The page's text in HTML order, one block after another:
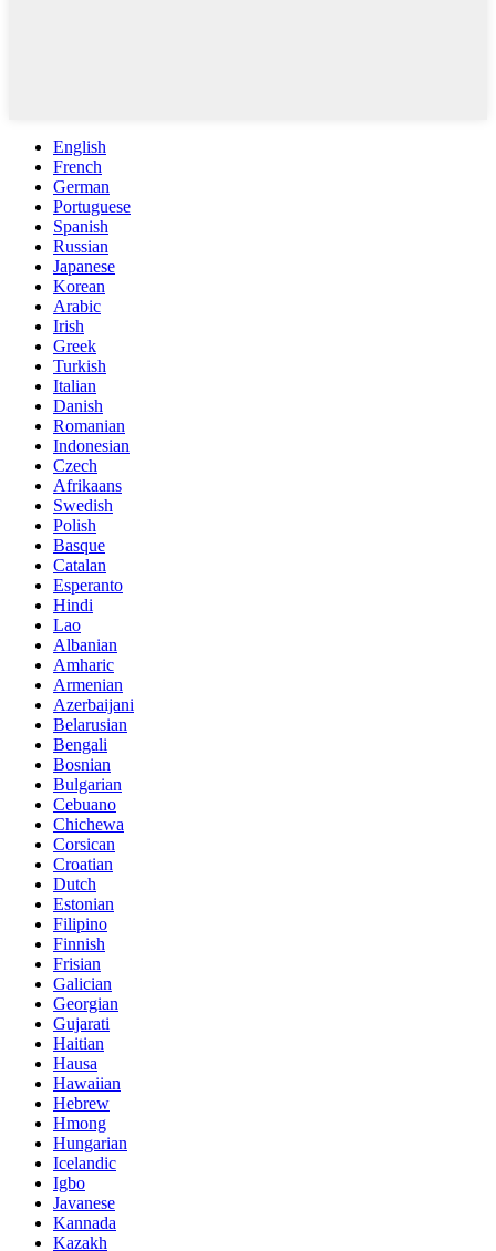
English
French
German
Portuguese
Spanish
Russian
Japanese
Korean
Arabic
Irish
Greek
Turkish
Italian
Danish
Romanian
Indonesian
Czech
Afrikaans
Swedish
Polish
Basque
Catalan
Esperanto
Hindi
Lao
Albanian
Amharic
Armenian
Azerbaijani
Belarusian
Bengali
Bosnian
Bulgarian
Cebuano
Chichewa
Corsican
Croatian
Dutch
Estonian
Filipino
Finnish
Frisian
Galician
Georgian
Gujarati
Haitian
Hausa
Hawaiian
Hebrew
Hmong
Hungarian
Icelandic
Igbo
Javanese
Kannada
Kazakh